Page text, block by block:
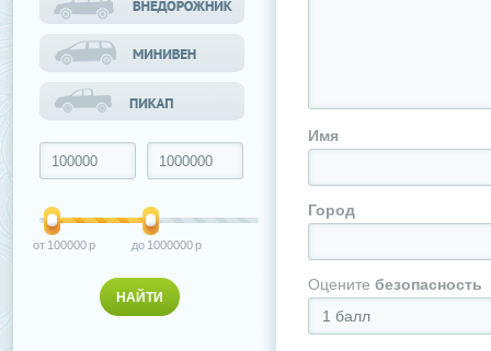
100000 1000000
Имя
Город
Оцените безопасность
1 балл